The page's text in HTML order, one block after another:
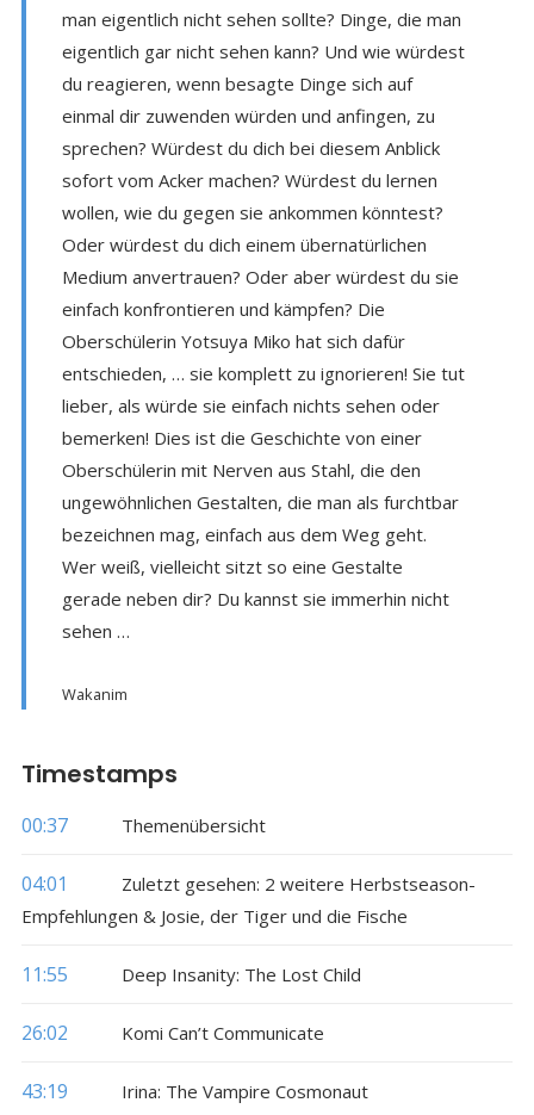
man eigentlich nicht sehen sollte? Dinge, die man
eigentlich gar nicht sehen kann? Und wie würdest
du reagieren, wenn besagte Dinge sich auf
einmal dir zuwenden würden und anfingen, zu
sprechen? Würdest du dich bei diesem Anblick
sofort vom Acker machen? Würdest du lernen
wollen, wie du gegen sie ankommen könntest?
Oder würdest du dich einem übernatürlichen
Medium anvertrauen? Oder aber würdest du sie
einfach konfrontieren und kämpfen? Die
Oberschülerin Yotsuya Miko hat sich dafür
entschieden, … sie komplett zu ignorieren! Sie tut
lieber, als würde sie einfach nichts sehen oder
bemerken! Dies ist die Geschichte von einer
Oberschülerin mit Nerven aus Stahl, die den
ungewöhnlichen Gestalten, die man als furchtbar
bezeichnen mag, einfach aus dem Weg geht.
Wer weiß, vielleicht sitzt so eine Gestalte
gerade neben dir? Du kannst sie immerhin nicht
sehen …
Wakanim
Timestamps
00:37 Themenübersicht
04:01
Zuletzt gesehen: 2 weitere Herbstseason-
Empfehlungen & Josie, der Tiger und die Fische
11:55 Deep Insanity: The Lost Child
26:02 Komi Can’t Communicate
43:19 Irina: The Vampire Cosmonaut